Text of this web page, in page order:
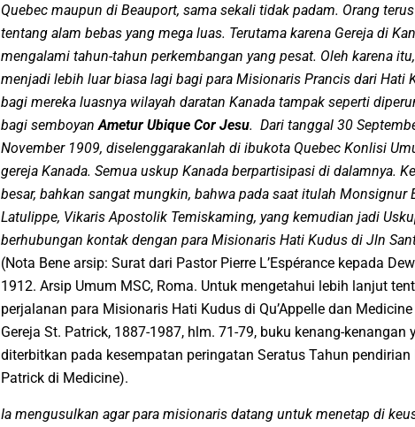
Quebec maupun di Beauport, sama sekali tidak padam. Orang
tentang alam bebas yang mega luas. Terutama karena Gereja di
mengalami tahun-tahun perkembangan yang pesat. Oleh karena
menjadi lebih luar biasa lagi bagi para Misionaris Prancis dari Hati
bagi mereka luasnya wilayah daratan Kanada tampak seperti d
bagi semboyanAmetur Ubique Cor Jesu. Dari tanggal 30
November 1909, diselenggarakanlah di ibukota Quebec Konlisi
gereja Kanada. Semua uskup Kanada berpartisipasi di dalamnya.
besar, bahkan sangat mungkin, bahwa pada saat itulah Monsignur
Latulippe, VikarisApostolik Temiskaming, yang kemudian jadi U
berhubungan kontak dengan para Misionaris Hati Kudus di Jln S
(Nota Bene arsip: Surat dari Pastor Pierre L’Espérance kepada
1912. Arsip Umum MSC, Roma. Untuk mengetahui lebih lanjut
perjalanan para Misionaris Hati Kudus di Qu’Appelle dan
Gereja St. Patrick, 1887-1987, hlm. 71-79, buku kenang-kenangan
diterbitkan pada kesempatan peringatan Seratus Tahun pendirian
Patrick di Medicine).
Ia mengusulkan agarpara misionaris datang untuk menetap di